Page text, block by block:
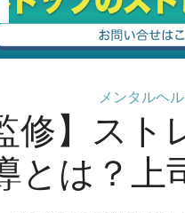
メンタルヘ
修】ス
とは？上